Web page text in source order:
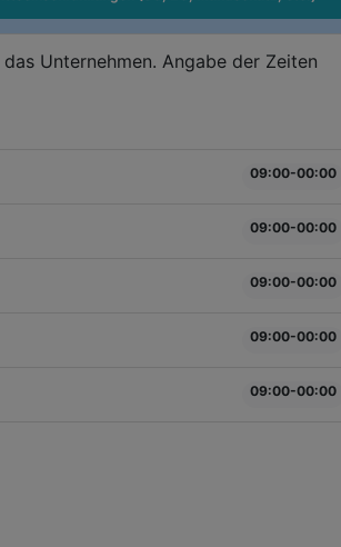
Unternehmen. Angabe der Zeiten
09:00-00:00
09:00-00:00
09:00-00:00
09:00-00:00
09:00-00:00